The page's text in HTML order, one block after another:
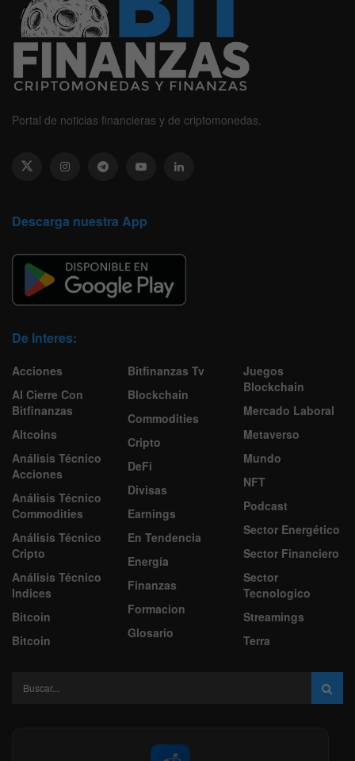
Portal de noticias financieras y de criptomonedas.
Descarga nuestra App
De Interes:
Acciones
Al Cierre Con
Bitfinanzas
Altcoins
Análisis Técnico
Acciones
Análisis Técnico
Commodities
Análisis Técnico
Cripto
Análisis Técnico
Indices
Bitcoin
Bitcoin
Bitfinanzas Tv
Blockchain
Commodities
Cripto
DeFi
Divisas
Earnings
En Tendencia
Energía
Finanzas
Formacion
Glosario
Juegos
Blockchain
Mercado Laboral
Metaverso
Mundo
NFT
Podcast
Sector Energético
Sector Financiero
Sector
Tecnologico
Streamings
Terra